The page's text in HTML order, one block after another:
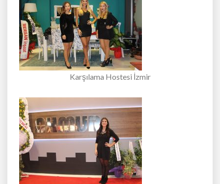
Karşılama Hostesi İzmir